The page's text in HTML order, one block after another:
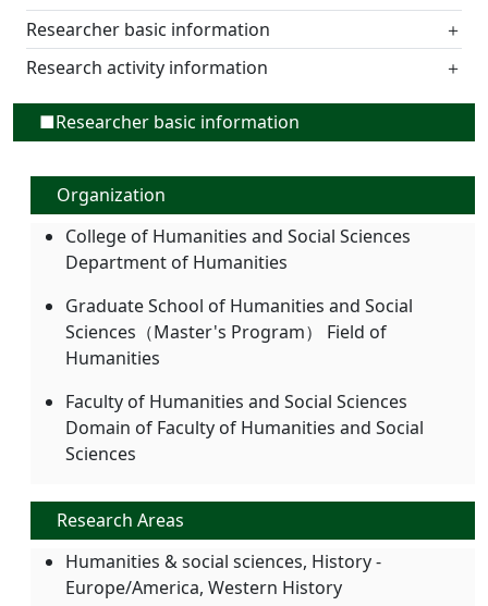
Researcher basic information
＋
Research activity information
＋
■Researcher basic information
Organization
College of Humanities and Social Sciences
Department of Humanities
Graduate School of Humanities and Social
Sciences（Master's Program） Field of
Humanities
Faculty of Humanities and Social Sciences
Domain of Faculty of Humanities and Social
Sciences
Research Areas
Humanities & social sciences, History -
Europe/America, Western History